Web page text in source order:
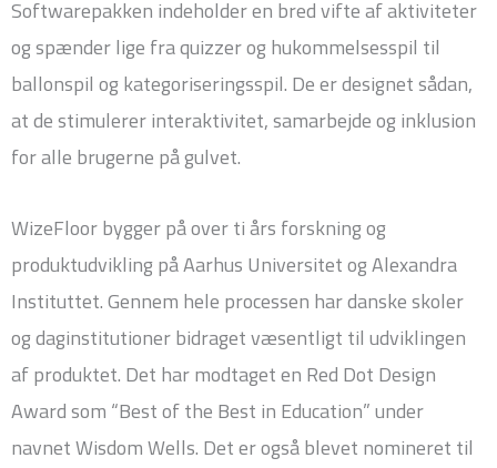
Softwarepakken indeholder en bred vifte af aktiviteter
og spænder lige fra quizzer og hukommelsesspil til
ballonspil og kategoriseringsspil. De er designet sådan,
at de stimulerer interaktivitet, samarbejde og inklusion
for alle brugerne på gulvet.
WizeFloor bygger på over ti års forskning og
produktudvikling på Aarhus Universitet og Alexandra
Instituttet. Gennem hele processen har danske skoler
og daginstitutioner bidraget væsentligt til udviklingen
af produktet. Det har modtaget en Red Dot Design
Award som “Best of the Best in Education” under
navnet Wisdom Wells. Det er også blevet nomineret til